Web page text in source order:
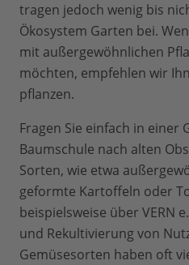
tragen jedoch wenig bis
Ökosystem Garten bei.
mit außergewöhnlichen
möchten, empfehlen wir
pflanzen.
Fragen Sie einfach in einer
Baumschule nach alten
Sorten, wie etwa
geformte Kartoffeln oder
beispielsweise über VERN
und Rekultivierung von
Gemüsesorten haben oft